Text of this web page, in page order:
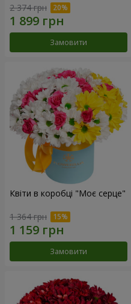
2 374 грн
Замовити
Квіти в коробці "Моє серце"
1 364 грн
Замовити